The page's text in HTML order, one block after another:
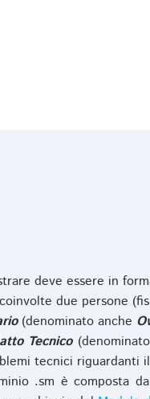
deve essere in
due persone
(denominato anche
Tecnico
tecnici riguardanti
.sm è composta